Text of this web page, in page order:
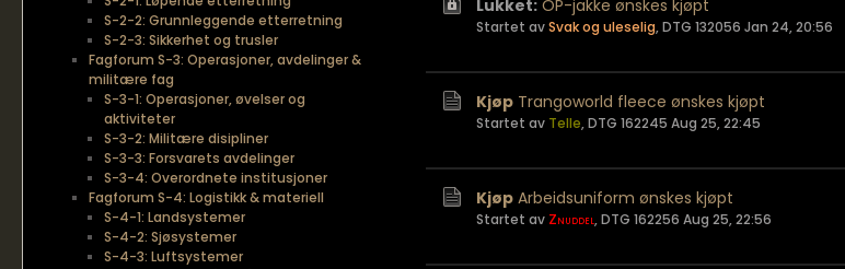
Lukket: OP-jakke ønskes kjøpt
Startet avSvak og uleselig,DTG 132056 Jan 24, 20:56
Kjøp Trangoworld fleece ønskes kjøpt
Startet av Telle,DTG 162245 Aug 25, 22:45
Kjøp Arbeidsuniform ønskes kjøpt
Startet av Znuddel,DTG 162256 Aug 25, 22:56
S-2-2: Grunnleggende etterretning
S-2-3: Sikkerhet og trusler
Fagforum S-3: Operasjoner, avdelinger &
militære fag
S-3-1: Operasjoner, øvelser og
aktiviteter
S-3-2: Militære disipliner
S-3-3: Forsvarets avdelinger
S-3-4: Overordnete institusjoner
Fagforum S-4: Logistikk & materiell
S-4-1: Landsystemer
S-4-2: Sjøsystemer
S-4-3: Luftsystemer